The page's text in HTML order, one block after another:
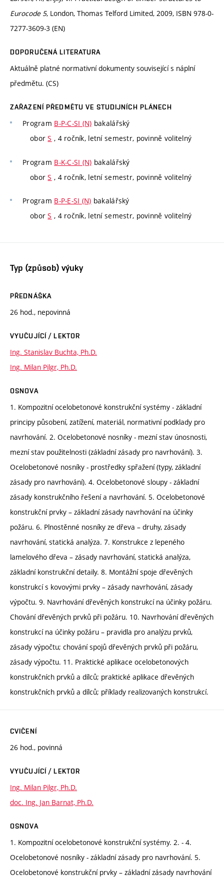
Eurocode 5, London, Thomas Telford Limited, 2009, ISBN 978-0-
7277-3609-3 (EN)
DOPORUČENÁ LITERATURA
Aktuálně platné normativní dokumenty související s náplní
předmětu. (CS)
ZAŘAZENÍ PŘEDMĚTU VE STUDIJNÍCH PLÁNECH
Program B-P-C-SI (N) bakalářský
oborS , 4 ročník, letní semestr, povinně volitelný
Program B-K-C-SI (N) bakalářský
oborS , 4 ročník, letní semestr, povinně volitelný
Program B-P-E-SI (N) bakalářský
oborS , 4 ročník, letní semestr, povinně volitelný
Typ (způsob) výuky
PŘEDNÁŠKA
26 hod., nepovinná
VYUČUJÍCÍ / LEKTOR
Ing. Stanislav Buchta, Ph.D.
Ing. Milan Pilgr, Ph.D.
OSNOVA
1. Kompozitní ocelobetonové konstrukční systémy - základní
principy působení, zatížení, materiál, normativní podklady pro
navrhování. 2. Ocelobetonové nosníky - mezní stav únosnosti,
mezní stav použitelnosti (základní zásady pro navrhování). 3.
Ocelobetonové nosníky - prostředky spřažení (typy, základní
zásady pro navrhování). 4. Ocelobetonové sloupy - základní
zásady konstrukčního řešení a navrhování. 5. Ocelobetonové
konstrukční prvky – základní zásady navrhování na účinky
požáru. 6. Plnostěnné nosníky ze dřeva – druhy, zásady
navrhování, statická analýza. 7. Konstrukce z lepeného
lamelového dřeva – zásady navrhování, statická analýza,
základní konstrukční detaily. 8. Montážní spoje dřevěných
konstrukcí s kovovými prvky – zásady navrhování, zásady
výpočtu. 9. Navrhování dřevěných konstrukcí na účinky požáru.
Chování dřevěných prvků při požáru. 10. Navrhování dřevěných
konstrukcí na účinky požáru – pravidla pro analýzu prvků,
zásady výpočtu; chování spojů dřevěných prvků při požáru,
zásady výpočtu. 11. Praktické aplikace ocelobetonových
konstrukčních prvků a dílců; praktické aplikace dřevěných
konstrukčních prvků a dílců; příklady realizovaných konstrukcí.
CVIČENÍ
26 hod., povinná
VYUČUJÍCÍ / LEKTOR
Ing. Milan Pilgr, Ph.D.
doc. Ing. Jan Barnat, Ph.D.
OSNOVA
1. Kompozitní ocelobetonové konstrukční systémy. 2. - 4.
Ocelobetonové nosníky - základní zásady pro navrhování. 5.
Ocelobetonové konstrukční prvky – základní zásady navrhování